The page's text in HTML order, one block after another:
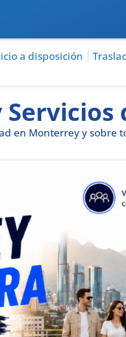
a disposición
en Monterrey y